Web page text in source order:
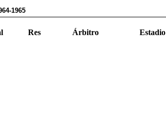
1965
Res Árbitro Estadio